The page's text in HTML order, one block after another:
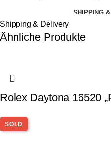
SHIPPING
Shipping & Delivery
Ähnliche Produkte
Rolex Daytona 16520
SOLD